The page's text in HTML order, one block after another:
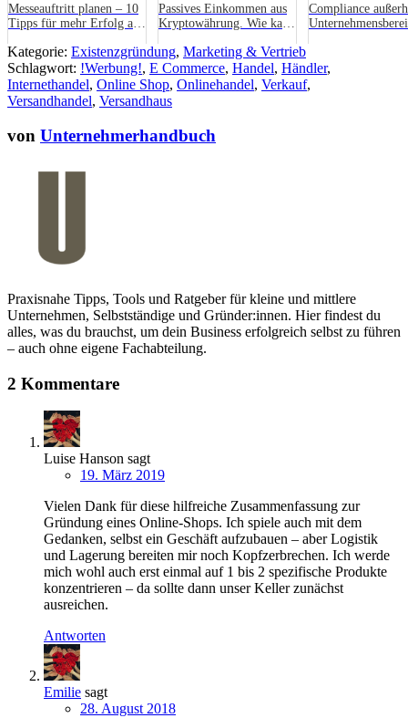
Messeauftritt planen – 10
Tipps für mehr Erfolg als
Passives Einkommen aus
Kryptowährung. Wie kann
Marktschwankungen sein?
Compliance
Kategorie: Existenzgründung, Marketing & Vertrieb
Schlagwort: !Werbung!, E Commerce, Handel, Händler,
Internethandel, Online Shop, Onlinehandel, Verkauf,
Versandhandel, Versandhaus
von Unternehmerhandbuch
Praxisnahe Tipps, Tools und Ratgeber für kleine und mittlere
Unternehmen, Selbstständige und Gründer:innen. Hier findest du
alles, was du brauchst, um dein Business erfolgreich selbst zu führen
– auch ohne eigene Fachabteilung.
2 Kommentare
Luise Hanson sagt
19. März 2019
Vielen Dank für diese hilfreiche Zusammenfassung zur
Gründung eines Online-Shops. Ich spiele auch mit dem
Gedanken, selbst ein Geschäft aufzubauen – aber Logistik
und Lagerung bereiten mir noch Kopfzerbrechen. Ich werde
mich wohl auch erst einmal auf 1 bis 2 spezifische Produkte
konzentrieren – da sollte dann unser Keller zunächst
ausreichen.
Antworten
Emilie sagt
28. August 2018